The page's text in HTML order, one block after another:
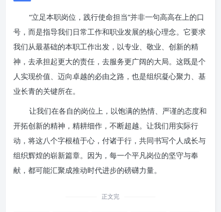
“立足本职岗位，践行使命担当”并非一句高高在上的口
号，而是指导我们日常工作和职业发展的核心理念。它要求
我们从最基础的本职工作出发，以专业、敬业、创新的精
神，去承担起更大的责任，去服务更广阔的大局。这既是个
人实现价值、迈向卓越的必由之路，也是组织凝心聚力、基
业长青的关键所在。
让我们在各自的岗位上，以饱满的热情、严谨的态度和
开拓创新的精神，精耕细作，不断超越。让我们用实际行
动，将这八个字根植于心，付诸于行，共同书写个人成长与
组织辉煌的崭新篇章。因为，每一个平凡岗位的坚守与奉
献，都可能汇聚成推动时代进步的磅礴力量。
正文完